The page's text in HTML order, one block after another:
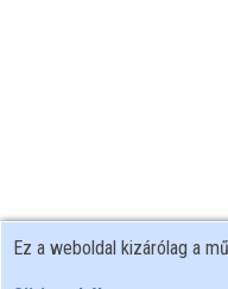
Ez a weboldal kizárólag a